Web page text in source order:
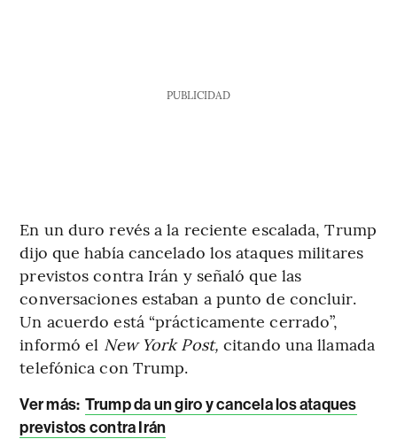
PUBLICIDAD
En un duro revés a la reciente escalada, Trump
dijo que había cancelado los ataques militares
previstos contra Irán y señaló que las
conversaciones estaban a punto de concluir.
Un acuerdo está “prácticamente cerrado”,
informó el New York Post, citando una llamada
telefónica con Trump.
Ver más: Trump da un giro y cancela los ataques
previstos contra Irán